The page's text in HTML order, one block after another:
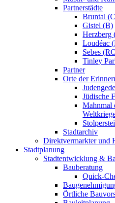
Partnerstädte
Bruntal
Gistel (B)
Herzberg
Loudéac
Sebes
Tinley
Partner
Orte der
Jüdische
Mahnmal
Stadtarchiv
Direktvermarkter und
Stadtplanung
Stadtentwicklung &
Bauberatung
Quick-
Örtliche